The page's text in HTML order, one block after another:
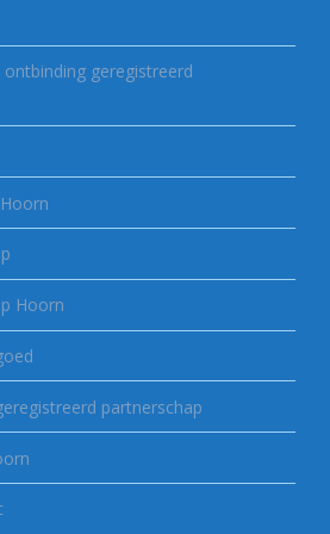
geregistreerd
Hoorn
partnerschap